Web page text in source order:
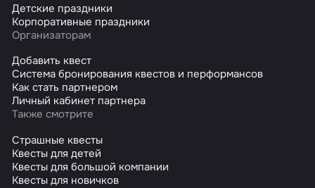
Детские праздники
Корпоративные праздники
Организаторам
Добавить квест
Система бронирования квестов и перформансов
Как стать партнером
Личный кабинет партнера
Также смотрите
Страшные квесты
Квесты для детей
Квесты для большой компании
Квесты для новичков